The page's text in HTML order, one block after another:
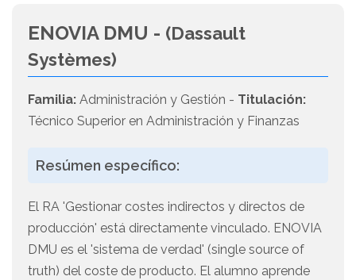
ENOVIA DMU - (Dassault
Systèmes)
Familia: Administración y Gestión - Titulación:
Técnico Superior en Administración y Finanzas
Resúmen específico:
El RA 'Gestionar costes indirectos y directos de
producción' está directamente vinculado. ENOVIA
DMU es el 'sistema de verdad' (single source of
truth) del coste de producto. El alumno aprende